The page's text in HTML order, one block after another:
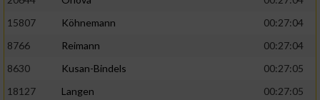
15807
Köhnemann
00:27:04
8766
Reimann
00:27:04
8630
Kusan-Bindels
00:27:05
18127
Langen
00:27:05